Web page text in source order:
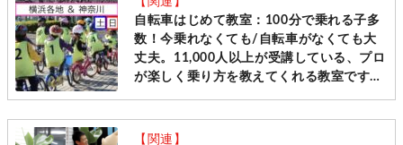
自転車はじめて教室：100分で乗れる子多
数！今乗れなくても/自転車がなくても大
丈夫。11,000人以上が受講している、プロ
が楽しく乗り方を教えてくれる教室です
【関連】